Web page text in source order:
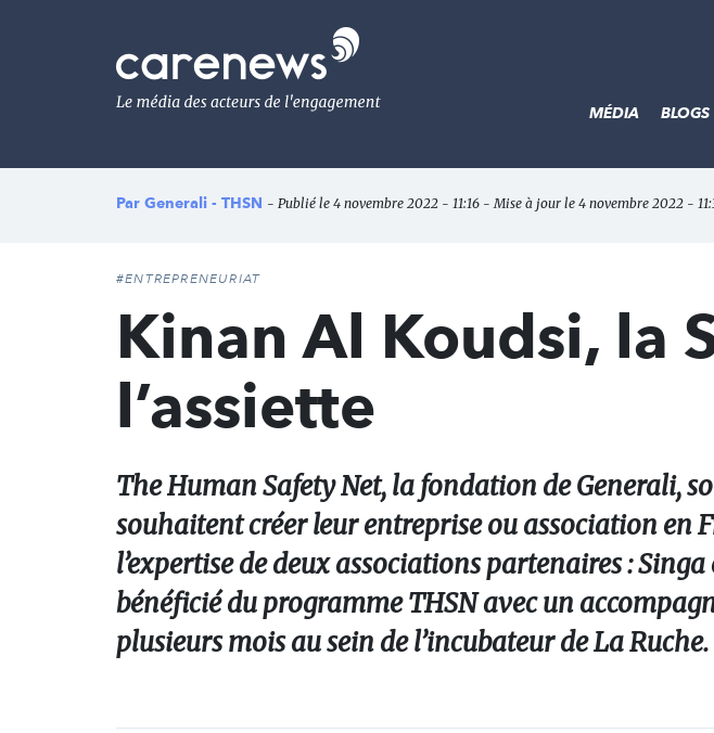
Le
média
de
l'engagement
MÉDIA BLOGS
Par Generali - THSN - Publié le 4 novembre 2022 - 11:16 - Mise à jour le 4 novembre 2022 -
#ENTREPRENEURIAT
Kinan Al Koudsi, la
l’assiette
The Human Safety Net, la fondation de Generali,
souhaitent créer leur entreprise ou association en
l’expertise de deux associations partenaires :
bénéficié du programme THSN avec un
plusieurs mois au sein de l’incubateur de La Ruche.